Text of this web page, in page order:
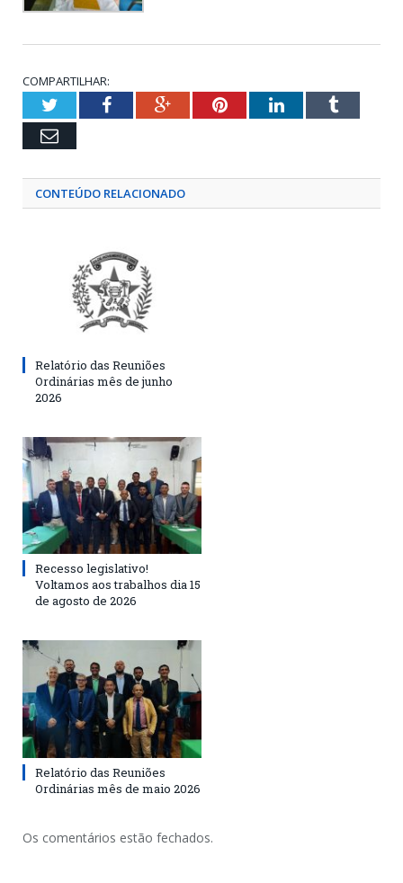
COMPARTILHAR:
TwitterFacebookGoogle+PinterestLinkedInTumblr
Email
CONTEÚDO RELACIONADO
Relatório das Reuniões
Ordinárias mês de junho
2026
Recesso legislativo!
Voltamos aos trabalhos dia 15
de agosto de 2026
Relatório das Reuniões
Ordinárias mês de maio 2026
Os comentários estão fechados.